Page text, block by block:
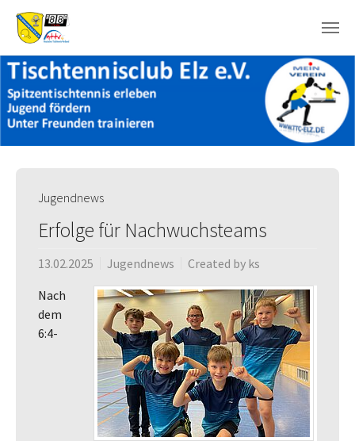
Skip to main content
Jugendnews
Erfolge für Nachwuchsteams
13.02.2025 Jugendnews Created by ks
Nach
dem
6:4-